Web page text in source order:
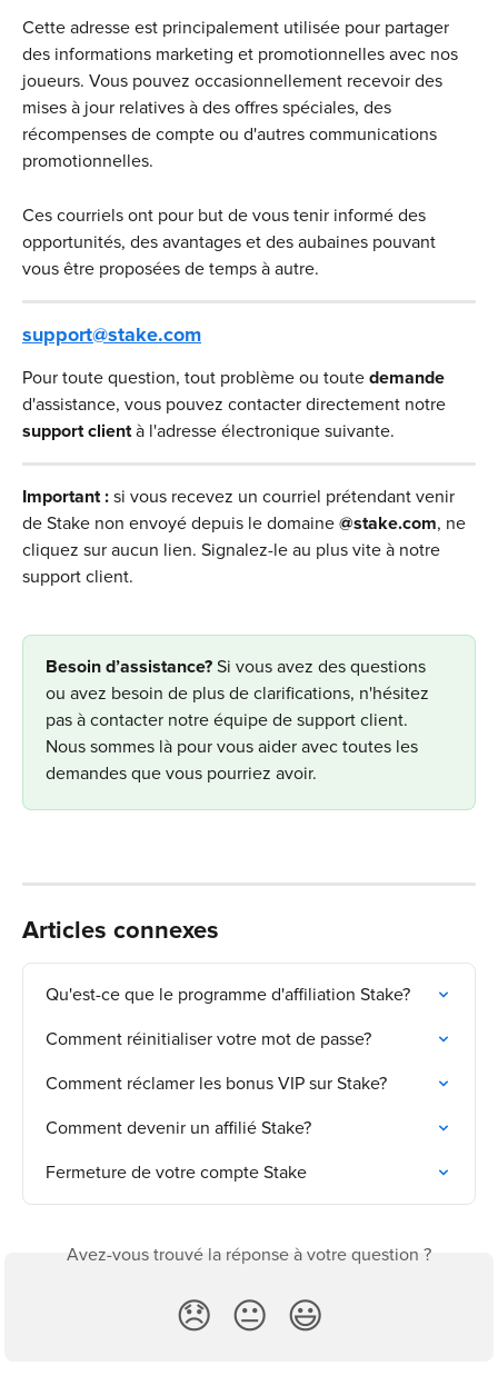
Cette adresse est principalement utilisée pour partager
des informations marketing et promotionnelles avec nos
joueurs. Vous pouvez occasionnellement recevoir des
mises à jour relatives à des offres spéciales, des
récompenses de compte ou d'autres communications
promotionnelles.
Ces courriels ont pour but de vous tenir informé des
opportunités, des avantages et des aubaines pouvant
vous être proposées de temps à autre.
support@stake.com
Pour toute question, tout problème ou toute demande
d'assistance, vous pouvez contacter directement notre
support client à l'adresse électronique suivante.
Important : si vous recevez un courriel prétendant venir
de Stake non envoyé depuis le domaine @stake.com, ne
cliquez sur aucun lien. Signalez-le au plus vite à notre
support client.
​Besoin d’assistance? Si vous avez des questions
ou avez besoin de plus de clarifications, n'hésitez
pas à contacter notre équipe de support client.
Nous sommes là pour vous aider avec toutes les
demandes que vous pourriez avoir.
Articles connexes
Qu'est-ce que le programme d'affiliation Stake?
Comment réinitialiser votre mot de passe?
Comment réclamer les bonus VIP sur Stake?
Comment devenir un affilié Stake?
Fermeture de votre compte Stake
Avez-vous trouvé la réponse à votre question ?
😞 😐 😃